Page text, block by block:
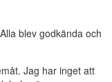
blev godkända och
Jag har inget att